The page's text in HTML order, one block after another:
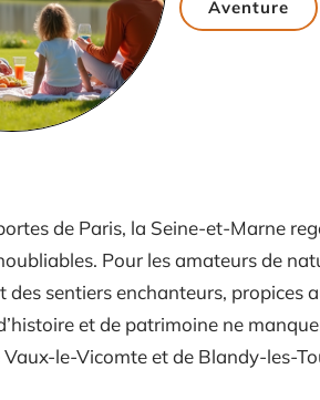
Aventure
de Paris, la Seine-et-Marne
Pour les amateurs de
des sentiers enchanteurs, propices
et de patrimoine ne
le-Vicomte et de Blandy-les-